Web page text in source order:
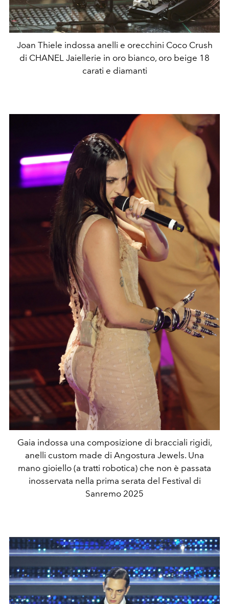
Joan Thiele indossa anelli e orecchini Coco Crush
di CHANEL Jaiellerie in oro bianco, oro beige 18
carati e diamanti
Gaia indossa una composizione di bracciali rigidi,
anelli custom made di Angostura Jewels. Una
mano gioiello (a tratti robotica) che non è passata
inosservata nella prima serata del Festival di
Sanremo 2025